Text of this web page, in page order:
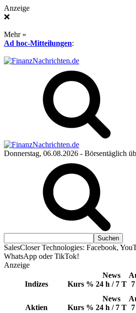
Anzeige
❌
Mehr »
Ad hoc-Mitteilungen:
Donnerstag, 06.08.2026 - Börsentäglich
SalesCloser Technologies: Facebook,
WhatsApp oder TikTok!
Anzeige
Indizes Kurs %
News
24 h / 7 T
Aktien Kurs %
News
24 h / 7 T